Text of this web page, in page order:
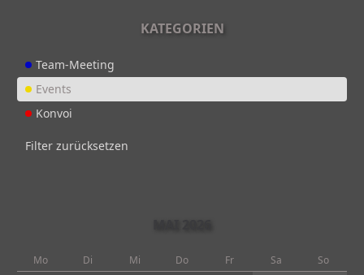
KATEGORIEN
Team-Meeting
Events
Konvoi
Filter zurücksetzen
Mo Di Mi Do Fr Sa So